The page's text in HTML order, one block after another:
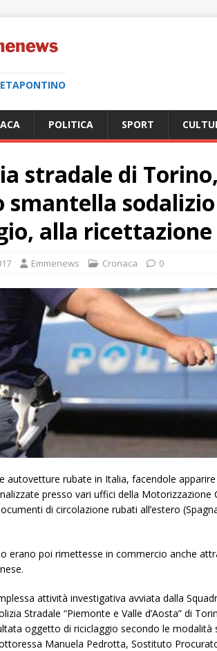
POLITICA SPORT
stradale di
smantella
alla ricettazione
Emmenews Cronaca 0
autovetture rubate in Italia, facendole
presso vari uffici della Motorizzazione
di circolazione rubati all’estero
erano poi rimettesse in commercio anche
attività investigativa avviata dalla
Stradale “Piemonte e Valle d’Aosta” di
oggetto di riciclaggio secondo le modalità
Manuela Pedrotta, Sostituto